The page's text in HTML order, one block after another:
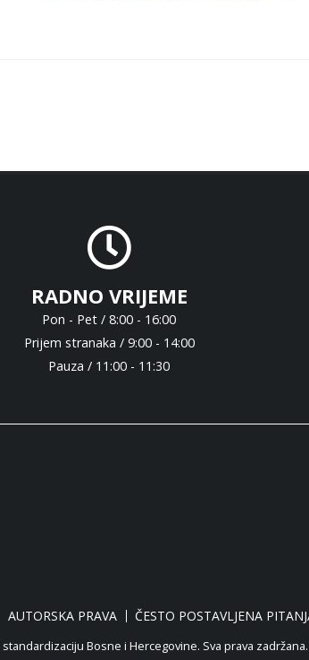
RADNO VRIJEME
Pon - Pet / 8:00 - 16:00
Prijem stranaka / 9:00 - 14:00
Pauza / 11:00 - 11:30
AUTORSKA PRAVA ČESTO POSTAVLJENA
Bosne i Hercegovine. Sva prava zadržana.